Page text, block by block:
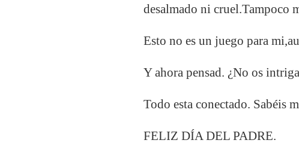
desalmado ni cruel.Tampoco
Esto no es un juego para
Y ahora pensad. ¿No os
Todo esta conectado. Sabéis
FELIZ DÍA